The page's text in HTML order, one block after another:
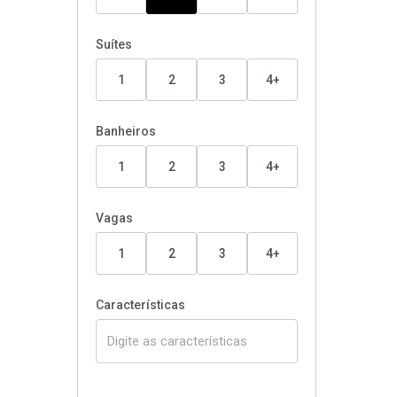
Suítes
1 2 3 4+
Banheiros
1 2 3 4+
Vagas
1 2 3 4+
Características